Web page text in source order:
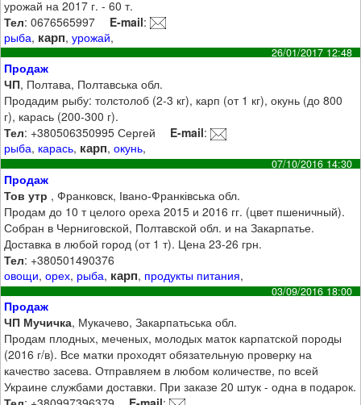
урожай на 2017 г. - 60 т.
Тел: 0676565997 E-mail:
рыба, карп,урожай,
26/01/2017 12:48
Продаж
ЧП, Полтава, Полтавська обл.
Продадим рыбу: толстолоб (2-3 кг), карп (от 1 кг), окунь (до 800
г), карась (200-300 г).
Тел: +380506350995 Сергей E-mail:
рыба, карась, карп,окунь,
07/10/2016 14:30
Продаж
Тов утр , Франковск, Івано-Франківська обл.
Продам до 10 т целого ореха 2015 и 2016 гг. (цвет пшеничный).
Собран в Черниговской, Полтавской обл. и на Закарпатье.
Доставка в любой город (от 1 т). Цена 23-26 грн.
Тел: +380501490376
овощи,орех, рыба, карп, продукты питания,
03/09/2016 18:00
Продаж
ЧП Мучичка, Мукачево, Закарпатьська обл.
Продам плодных, меченых, молодых маток карпатской породы
(2016 г/в). Все матки проходят обязательную проверку на
качество засева. Отправляем в любом количестве, по всей
Украине службами доставки. При заказе 20 штук - одна в подарок.